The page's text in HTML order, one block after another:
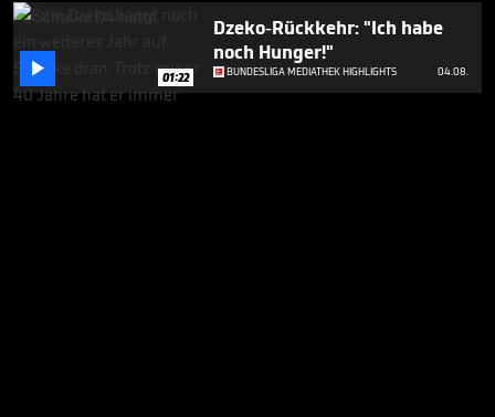
 01:22
Dzeko-Rückkehr: "Ich habe
noch Hunger!"
BUNDESLIGA MEDIATHEK HIGHLIGHTS 04.08.